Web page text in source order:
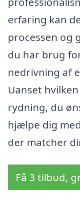
erfaring kan
processen og
du har brug
nedrivning af
Uanset
rydning, du
hjælpe dig
der matcher
Få 3 tilbud,